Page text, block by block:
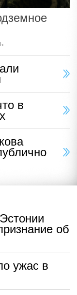
в
об
ужас в